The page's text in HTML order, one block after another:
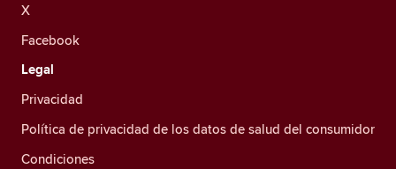
X
Facebook
Legal
Privacidad
Política de privacidad de los datos de salud del consumidor
Condiciones